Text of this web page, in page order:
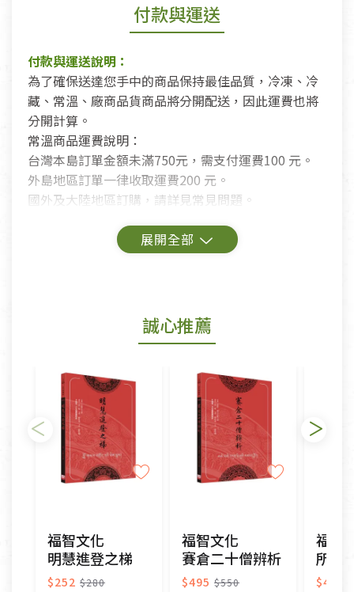
付款與運送
付款與運送說明：
為了確保送達您手中的商品保持最佳品質，冷凍、冷
藏、常溫、廠商品貨商品將分開配送，因此運費也將
分開計算。
常溫商品運費說明：
台灣本島訂單金額未滿750元，需支付運費100 元。
外島地區訂單一律收取運費200 元。
國外及大陸地區訂購，請詳見常見問題。
鑑賞期商品說明：
若您購買的商品有下列「不適用七天鑑賞期商品」情
形者，除商品瑕疵以外，恕不接受退換貨.
日)的服務，原則上若商品未經使用或被汙損(除商品
瑕疵)，一般皆可申請退換貨。
不適用七天鑑賞期商品：
以數位或電磁紀錄形式儲存之商品、易於變質或損壞
接受原片換新。
衣飾鞋類-如T恤，如於送達後水洗或污損者。
美容保養用品、內衣褲、襪子、口罩等私人消耗性產
誠心推薦
福智文化
明慧進登之梯
$252 $280
福智文化
賽倉二十僧辨析
$495 $550
福智
所表義
$405